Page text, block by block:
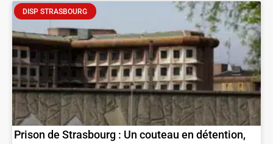
DISP STRASBOURG
Prison de Strasbourg : Un couteau en détention,